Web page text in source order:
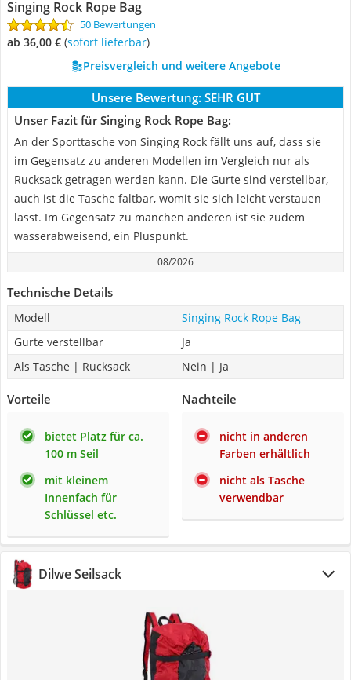
Singing Rock Rope Bag
50 Bewertungen
ab 36,00 € ( Sofort lieferbar)
Preisvergleich und weitere Angebote
Unsere Bewertung: SEHR GUT
Unser Fazit für Singing Rock Rope Bag:
An der Sporttasche von Singing Rock fällt uns auf, dass sie
im Gegensatz zu anderen Modellen im Vergleich nur als
Rucksack getragen werden kann. Die Gurte sind verstellbar,
auch ist die Tasche faltbar, womit sie sich leicht verstauen
lässt. Im Gegensatz zu manchen anderen ist sie zudem
wasserabweisend, ein Pluspunkt.
08/2026
Technische Details
Modell
Singing Rock Rope Bag
Gurte verstellbar
Ja
Als Tasche | Rucksack
Nein | Ja
Vorteile
bietet Platz für ca.
100 m Seil
mit kleinem
Innenfach für
Schlüssel etc.
Nachteile
nicht in anderen
Farben erhältlich
nicht als Tasche
verwendbar
Dilwe Seilsack